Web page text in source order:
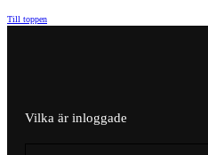
Till toppen
Vilka är inloggade